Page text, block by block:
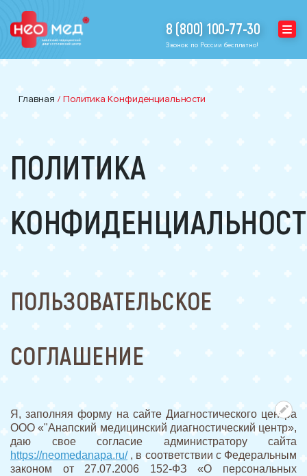
8 (800) 100-77-30
Звонок по России бесплатно!
Главная / Политика Конфиденциальности
ПОЛИТИКА
ПОЛЬЗОВАТЕЛЬСКОЕ
СОГЛАШЕНИЕ
Я, заполняя форму на сайте Диагностического центра
ООО «"Анапский медицинский диагностический центр»,
даю свое согласие администратору сайта
https://neomedanapa.ru/, в соответствии с Федеральным
законом от 27.07.2006 152-ФЗ «О персональных